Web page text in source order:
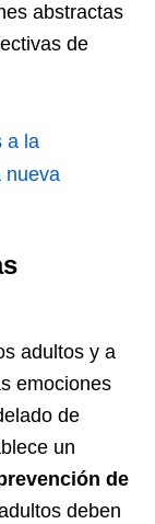
abstractas
de
a la
nueva
adultos y a
emociones
de
un
de
deben